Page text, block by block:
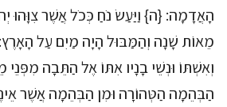
הָאֲדָמָה: {ה} וַיַּעַשׂ נֹחַ כְּכֹל אֲשֶׁר צִוָּהוּ
מֵאוֹת שָׁנָה וְהַמַּבּוּל הָיָה מַיִם עַל הָאָרֶץ:
וְאִשְׁתּוֹ וּנְשֵׁי בָנָיו אִתּוֹ אֶל הַתֵּבָה מִפְּנֵי
הַבְּהֵמָה הַטְּהוֹרָה וּמִן הַבְּהֵמָה אֲשֶׁר